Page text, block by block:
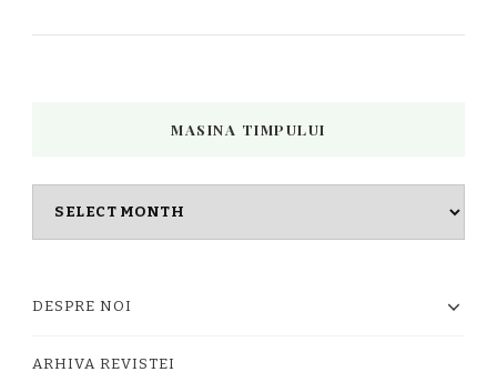
MASINA TIMPULUI
DESPRE NOI
ARHIVA REVISTEI